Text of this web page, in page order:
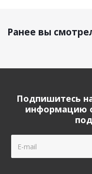
Ранее вы
Подпишитесь
информацию